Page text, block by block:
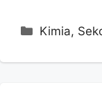
Kategori
Kimia,